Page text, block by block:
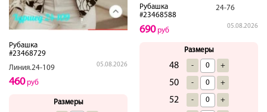
Рубашка
#23468729
Линия.24-109
05.08.2026
460руб
Размеры
Рубашка
#23468588
24-76
05.08.2026
690руб
Размеры
48 - +
50 - +
52 - +